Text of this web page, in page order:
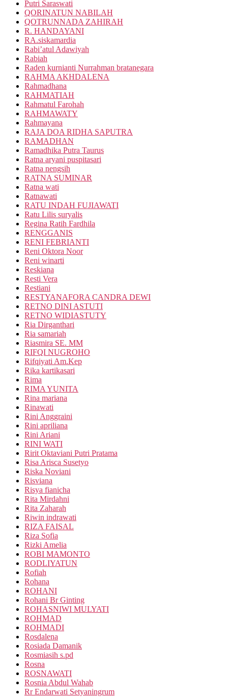
Putri Saraswati
QORINATUN NABILAH
QOTRUNNADA ZAHIRAH
R. HANDAYANI
RA.siskamardia
Rabi’atul Adawiyah
Rabiah
Raden kurnianti Nurrahman bratanegara
RAHMA AKHDALENA
Rahmadhana
RAHMATIAH
Rahmatul Farohah
RAHMAWATY
Rahmayana
RAJA DOA RIDHA SAPUTRA
RAMADHAN
Ramadhika Putra Taurus
Ratna aryani puspitasari
Ratna nengsih
RATNA SUMINAR
Ratna wati
Ratnawati
RATU INDAH FUJIAWATI
Ratu Lilis suryalis
Regina Ratih Fardhila
RENGGANIS
RENI FEBRIANTI
Reni Oktora Noor
Reni winarti
Reskiana
Resti Vera
Restiani
RESTYANAFORA CANDRA DEWI
RETNO DINI ASTUTI
RETNO WIDIASTUTY
Ria Dirganthari
Ria samariah
Riasmira SE. MM
RIFQI NUGROHO
Rifqiyati Am.Kep
Rika kartikasari
Rima
RIMA YUNITA
Rina mariana
Rinawati
Rini Anggraini
Rini apriliana
Rini Ariani
RINI WATI
Ririt Oktaviani Putri Pratama
Risa Arisca Susetyo
Riska Noviani
Risviana
Risya fianicha
Rita Mirdahni
Rita Zaharah
Riwin indrawati
RIZA FAISAL
Riza Sofia
Rizki Amelia
ROBI MAMONTO
RODLIYATUN
Rofiah
Rohana
ROHANI
Rohani Br Ginting
ROHASNIWI MULYATI
ROHMAD
ROHMADI
Rosdalena
Rosiada Damanik
Rosmiasih s.pd
Rosna
ROSNAWATI
Rosnia Abdul Wahab
Rr Endarwati Setyaningrum